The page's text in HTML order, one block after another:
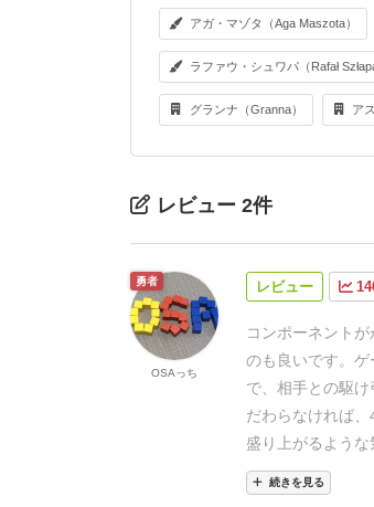
アガ・マゾタ（Aga Maszota）
ラファウ・シュワパ（Rafał
グランナ（Granna） ア
レビュー 2件
レビュー
コンポーネント
のも良いです。ゲ
で、相手との駆け
だわらなければ、
盛り上がるような
続きを見る
勇者
OSAっち